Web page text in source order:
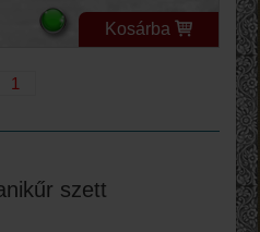
Kosárba
1
szett